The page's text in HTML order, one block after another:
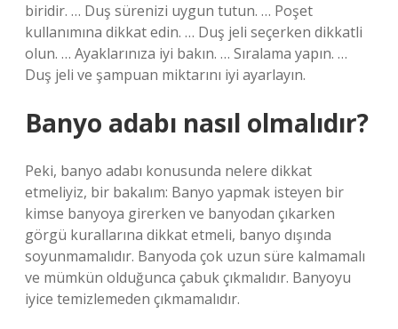
biridir. … Duş sürenizi uygun tutun. … Poşet
kullanımına dikkat edin. … Duş jeli seçerken dikkatli
olun. … Ayaklarınıza iyi bakın. … Sıralama yapın. …
Duş jeli ve şampuan miktarını iyi ayarlayın.
Banyo adabı nasıl olmalıdır?
Peki, banyo adabı konusunda nelere dikkat
etmeliyiz, bir bakalım: Banyo yapmak isteyen bir
kimse banyoya girerken ve banyodan çıkarken
görgü kurallarına dikkat etmeli, banyo dışında
soyunmamalıdır. Banyoda çok uzun süre kalmamalı
ve mümkün olduğunca çabuk çıkmalıdır. Banyoyu
iyice temizlemeden çıkmamalıdır.